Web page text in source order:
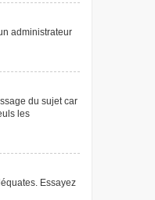
administrateur
du sujet car
les
Essayez